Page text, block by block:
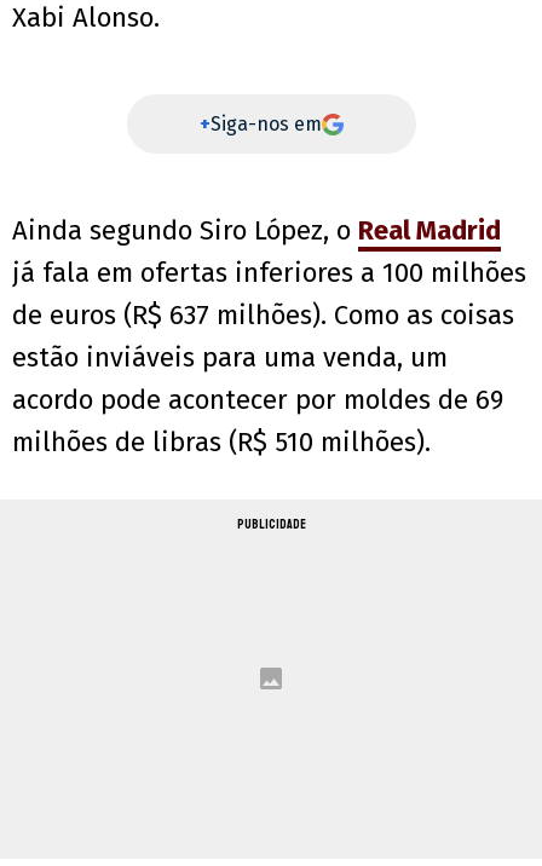
Xabi Alonso.
+Siga-nos em
Ainda segundo Siro López, o Real Madrid
já fala em ofertas inferiores a 100 milhões
de euros (R$ 637 milhões). Como as coisas
estão inviáveis para uma venda, um
acordo pode acontecer por moldes de 69
milhões de libras (R$ 510 milhões).
PUBLICIDADE